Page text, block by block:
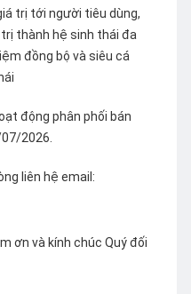
trị tới người tiêu dùng,
thành hệ sinh thái đa
đồng bộ và siêu cá
động phân phối bán
2026.
liên hệ email:
ơn và kính chúc Quý đối